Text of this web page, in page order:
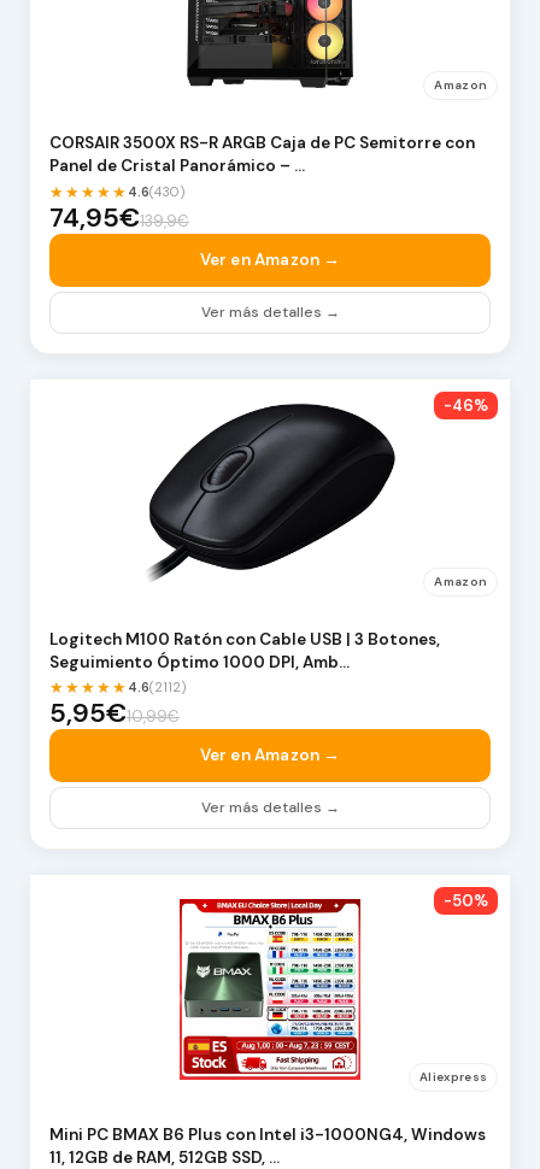
Amazon
CORSAIR 3500X RS-R ARGB Caja de PC Semitorre con
Panel de Cristal Panorámico – …
★★★★★ 4.6(430)
74,95€139,9€
Ver en Amazon →
Ver más detalles →
-46%
Amazon
Logitech M100 Ratón con Cable USB | 3 Botones,
Seguimiento Óptimo 1000 DPI, Amb…
★★★★★ 4.6(2112)
5,95€10,99€
Ver en Amazon →
Ver más detalles →
-50%
Aliexpress
Mini PC BMAX B6 Plus con Intel i3-1000NG4, Windows
11, 12GB de RAM, 512GB SSD, …